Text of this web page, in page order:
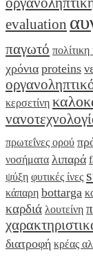
evaluation
παγωτό
χρόνια proteins
κερσετίνη
πρωτεΐνες ορού
νοσήματα λιπαρά
ψύξη φυτικές ίνες
κάπαρη bottarga
καρδιά λουτείνη
διατροφή κρέας